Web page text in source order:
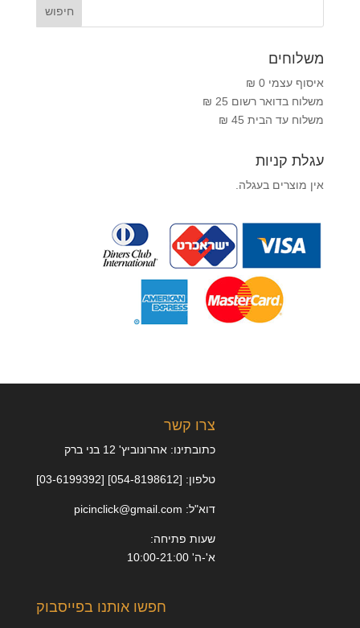
משלוחים
איסוף עצמי 0 ₪
משלוח בדואר רשום 25 ₪
משלוח עד הבית 45 ₪
עגלת קניות
אין מוצרים בעגלה.
צרו קשר
כתובתינו: אהרונוביץ' 12 בני ברק
טלפון: [054-8198612] [03-6199392]
דוא"ל: picinclick@gmail.com
שעות פתיחה:
א'-ה' 10:00-21:00
חפשו אותנו בפייסבוק